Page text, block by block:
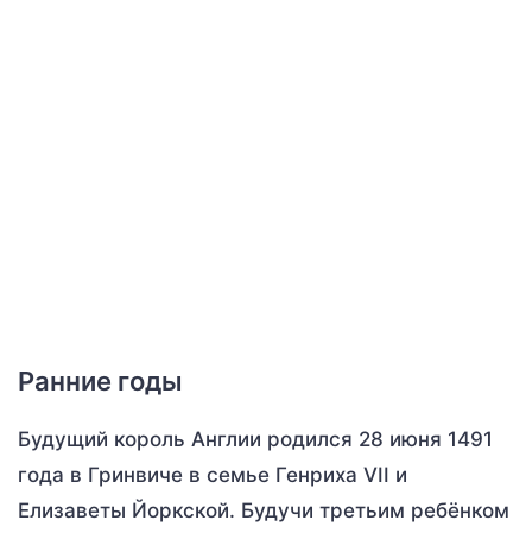
Ранние годы
Будущий король Англии родился 28 июня 1491
года в Гринвиче в семье Генриха VII и
Елизаветы Йоркской. Будучи третьим ребёнком